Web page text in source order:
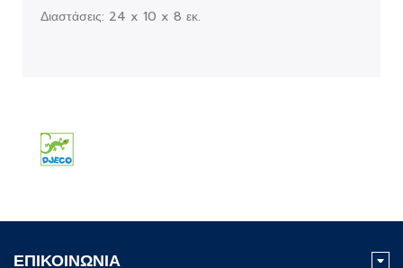
Διαστάσεις: 24 x 10 x 8 εκ.
ΕΠΙΚΟΙΝΩΝΙΑ